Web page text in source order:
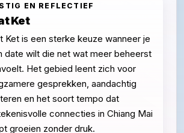
EN REFLECTIEF
Ket
Ket is een sterke keuze wanneer je
date wilt die net wat meer beheerst
Het gebied leent zich voor
gesprekken, aandachtig
en het soort tempo dat
connecties in Chiang Mai
groeien zonder druk.